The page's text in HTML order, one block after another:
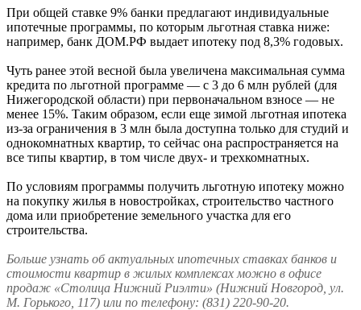
При общей ставке 9% банки предлагают индивидуальные
ипотечные программы, по которым льготная ставка ниже:
например, банк ДОМ.РФ выдает ипотеку под 8,3% годовых.
Чуть ранее этой весной была увеличена максимальная сумма
кредита по льготной программе — с 3 до 6 млн рублей (для
Нижегородской области) при первоначальном взносе — не
менее 15%. Таким образом, если еще зимой льготная ипотека
из-за ограничения в 3 млн была доступна только для студий и
однокомнатных квартир, то сейчас она распространяется на
все типы квартир, в том числе двух- и трехкомнатных.
По условиям программы получить льготную ипотеку можно
на покупку жилья в новостройках, строительство частного
дома или приобретение земельного участка для его
строительства.
Больше узнать об актуальных ипотечных ставках банков и
стоимости квартир в жилых комплексах можно в офисе
продаж «Столица Нижний Риэлти» (Нижний Новгород, ул.
М. Горького, 117) или по телефону: (831) 220-90-20.